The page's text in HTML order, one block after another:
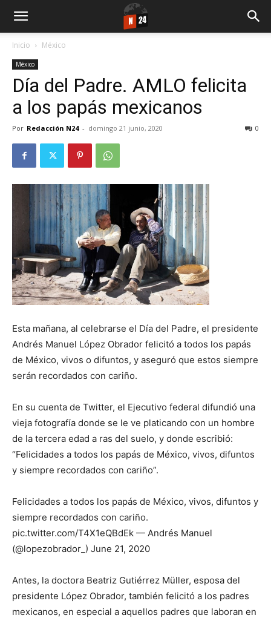
Inicio México
México
Día del Padre. AMLO felicita
a los papás mexicanos
Por Redacción N24 - domingo 21 junio, 2020 0
Esta mañana, al celebrarse el Día del Padre, el presidente
Andrés Manuel López Obrador felicitó a todos los papás
de México, vivos o difuntos, y aseguró que estos siempre
serán recordados con cariño.
En su cuenta de Twitter, el Ejecutivo federal difundió una
vieja fotografía donde se le ve platicando con un hombre
de la tercera edad a ras del suelo, y donde escribió:
“Felicidades a todos los papás de México, vivos, difuntos
y siempre recordados con cariño”.
Felicidades a todos los papás de México, vivos, difuntos y
siempre recordados con cariño.
pic.twitter.com/T4X1eQBdEk — Andrés Manuel
(@lopezobrador_) June 21, 2020
Antes, la doctora Beatriz Gutiérrez Müller, esposa del
presidente López Obrador, también felicitó a los padres
mexicanos, en especial a aquellos padres que laboran en